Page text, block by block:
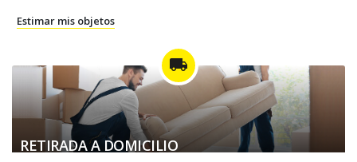
Estimar mis objetos
local_shipping
RETIRADA A DOMICILIO